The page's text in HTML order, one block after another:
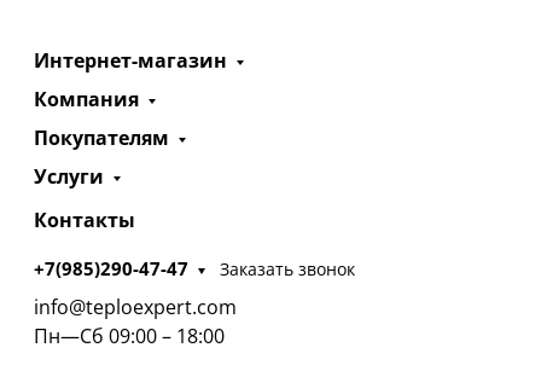
Интернет-магазин
Компания
Покупателям
Услуги
Контакты
+7(985)290-47-47 Заказать звонок
info@teploexpert.com
Пн—Сб 09:00 – 18:00